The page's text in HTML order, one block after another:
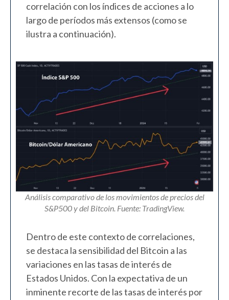
correlación con los índices de acciones a lo
largo de períodos más extensos (como se
ilustra a continuación).
Análisis comparativo de los movimientos de precios del
S&P500 y del Bitcoin. Fuente: TradingView.
Dentro de este contexto de correlaciones,
se destaca la sensibilidad del Bitcoin a las
variaciones en las tasas de interés de
Estados Unidos. Con la expectativa de un
inminente recorte de las tasas de interés por